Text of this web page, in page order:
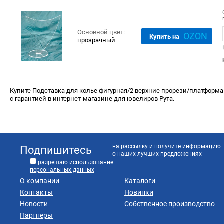
Основной цвет:
прозрачный
Купить на OZON
Купите Подставка для колье фигурная/2 верхние прорези/
с гарантией в интернет-магазине для ювелиров Рута.
Подпишитесь
на рассылку и получите информацию
о наших лучших предложениях
разрешаю использование
персональных данных
О компании
Контакты
Новости
Партнеры
Каталоги
Новинки
Собственное производство